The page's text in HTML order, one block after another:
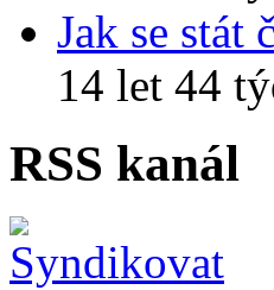
Jak se stát
14 let 44
RSS kanál